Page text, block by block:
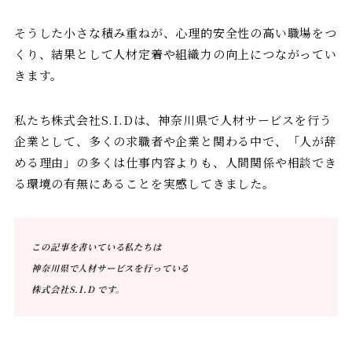
そうした小さな積み重ねが、心理的安全性の高い職場をつ
くり、結果として人材定着や組織力の向上につながってい
きます。
私たち株式会社S.I.Dは、神奈川県で人材サービスを行う
企業として、多くの求職者や企業と関わる中で、「人が辞
める理由」の多くは仕事内容よりも、人間関係や相談でき
る環境の有無にあることを実感してきました。
この記事を書いている私たちは
神奈川県で人材サービスを行っている
株式会社S.I.D です。